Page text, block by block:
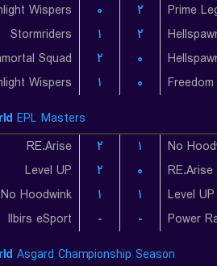
Wispers
۰ ۲ Prime
Stormriders
۱ ۲
Squad
۲ ۰
Wispers
۱ ۰
EPL Masters
RE.Arise
۲ ۱ No
Level UP
۲ ۰ RE.Arise
No Hoodwink
۱ ۱ Level UP
Ilbirs eSport
- - Power
Asgard Championship Season